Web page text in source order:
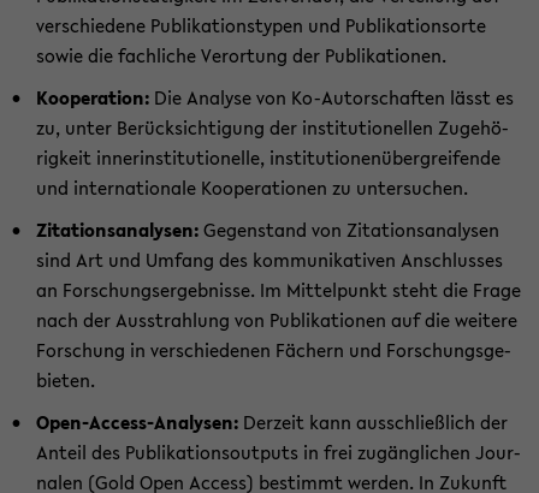
ver­schie­de­ne Pu­bli­ka­ti­ons­ty­pen und Pu­bli­ka­ti­ons­or­te
sowie die fach­li­che Ver­or­tung der Pu­bli­ka­tio­nen.
Ko­ope­ra­ti­on: Die Ana­ly­se von Ko-​Autorschaften lässt es
zu, unter Be­rück­sich­ti­gung der in­sti­tu­tio­nel­len Zu­ge­hö­
rig­keit in­ner­in­sti­tu­tio­nel­le, in­sti­tu­tio­nen­über­grei­fen­de
und in­ter­na­tio­na­le Ko­ope­ra­tio­nen zu un­ter­su­chen.
Zi­ta­ti­ons­ana­ly­sen:Ge­gen­stand von Zi­ta­ti­ons­ana­ly­sen
sind Art und Um­fang des kom­mu­ni­ka­ti­ven An­schlus­ses
an For­schungs­er­geb­nis­se. Im Mit­tel­punkt steht die Frage
nach der Aus­strah­lung von Pu­bli­ka­tio­nen auf die wei­te­re
For­schung in ver­schie­de­nen Fä­chern und For­schungs­ge­
bie­ten.
Open-​Access-Analysen: Der­zeit kann aus­schließ­lich der
An­teil des Pu­bli­ka­ti­ons­out­puts in frei zu­gäng­li­chen Jour­
na­len (Gold Open Ac­cess) be­stimmt wer­den. In Zu­kunft